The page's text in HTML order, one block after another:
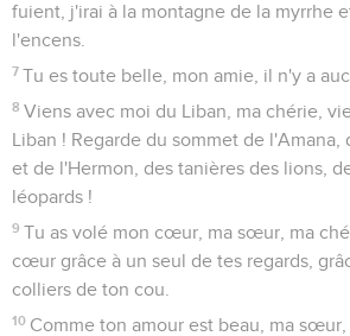
fuient, j'irai à la montagne de la myrrhe
l'encens.
7 Tu es toute belle, mon amie, il n'y a
8 Viens avec moi du Liban, ma chérie,
Liban ! Regarde du sommet de l'Amana,
et de l'Hermon, des tanières des lions,
léopards !
9 Tu as volé mon cœur, ma sœur, ma
cœur grâce à un seul de tes regards,
colliers de ton cou.
10 Comme ton amour est beau, ma sœur,